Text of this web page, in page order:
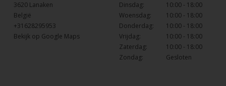
3620 Lanaken
België
+31628295953
Bekijk op Google Maps
Dinsdag:
10:00 - 18:00
Woensdag:
10:00 - 18:00
Donderdag:
10:00 - 18:00
Vrijdag:
10:00 - 18:00
Zaterdag:
10:00 - 18:00
Zondag:
Gesloten